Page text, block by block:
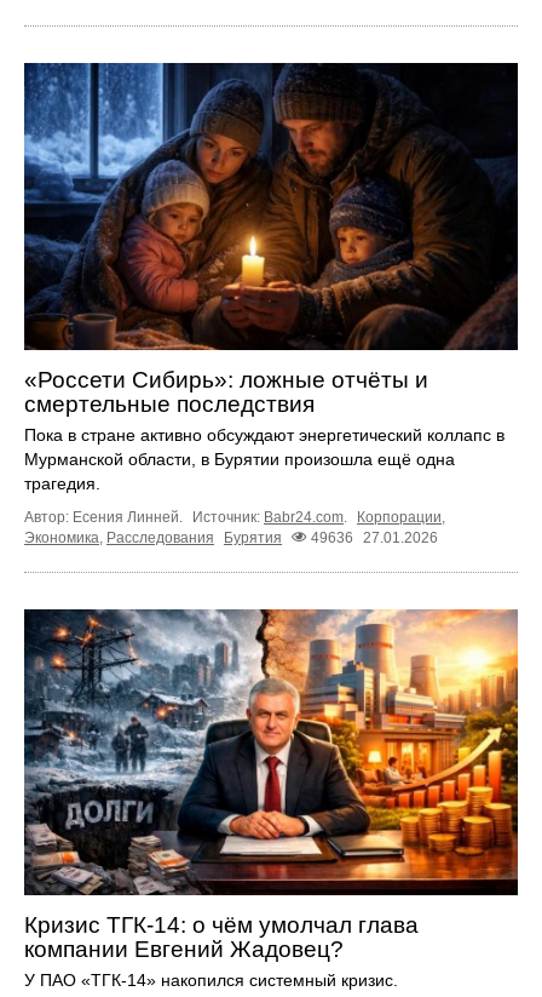
«Россети Сибирь»: ложные отчёты и
смертельные последствия
Пока в стране активно обсуждают энергетический коллапс в
Мурманской области, в Бурятии произошла ещё одна
трагедия.
Автор: Есения Линней. Источник: Babr24.com Корпорации
Экономика Расследования Бурятия 49636 27.01.2026
Кризис ТГК-14: о чём умолчал глава
компании Евгений Жадовец?
У ПАО «ТГК-14» накопился системный кризис.